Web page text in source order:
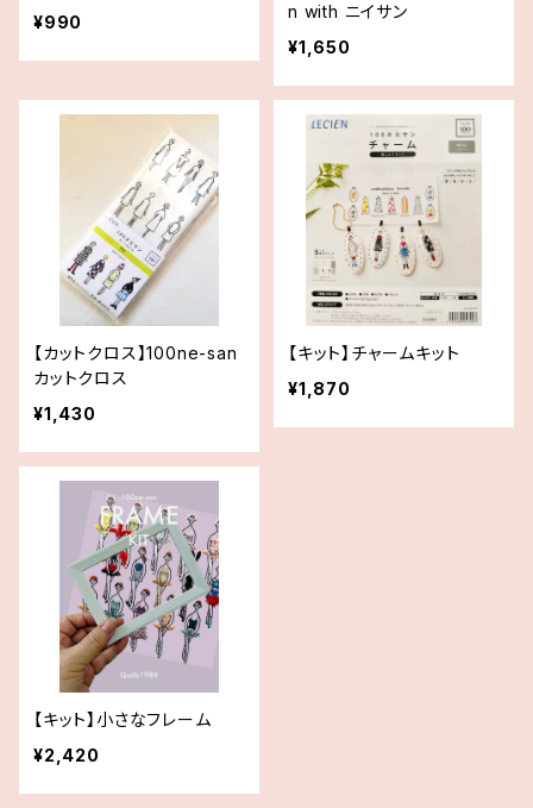
¥990
n with ニイサン
¥1,650
【カットクロス】100ne-san
カットクロス
¥1,430
【キット】チャームキット
¥1,870
【キット】小さなフレーム
¥2,420